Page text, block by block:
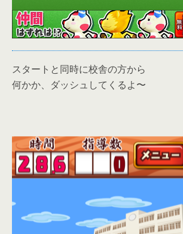
スタートと同時に校舎の方から
何かか、ダッシュしてくるよ〜